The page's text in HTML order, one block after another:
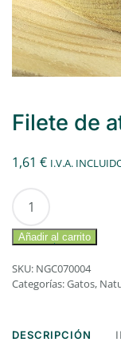
Filete de
1,61 € I.V.A.
atún
gambas
-
cantidad
Añadir al carrito
SKU: NGC070004
Categorías:Gatos,
DESCRIPCIÓN